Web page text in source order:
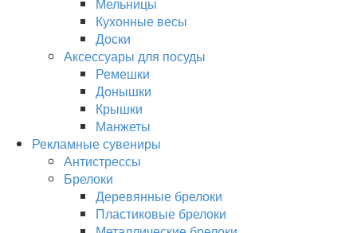
Кухонные весы
Доски
Аксессуары для посуды
Ремешки
Донышки
Крышки
Манжеты
Рекламные сувениры
Антистрессы
Брелоки
Деревянные брелоки
Пластиковые брелоки